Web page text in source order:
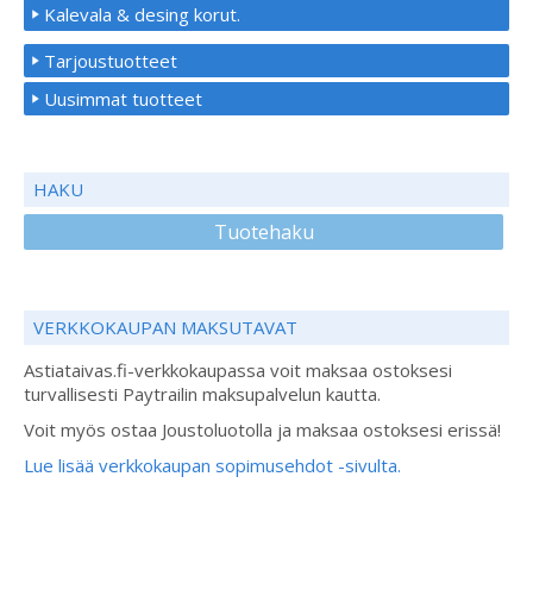
Kalevala & desing korut.
Tarjoustuotteet
Uusimmat tuotteet
HAKU
Tuotehaku
VERKKOKAUPAN MAKSUTAVAT
Astiataivas.fi-verkkokaupassa voit maksaa ostoksesi
turvallisesti Paytrailin maksupalvelun kautta.
Voit myös ostaa Joustoluotolla ja maksaa ostoksesi erissä!
Lue lisää verkkokaupan sopimusehdot -sivulta.